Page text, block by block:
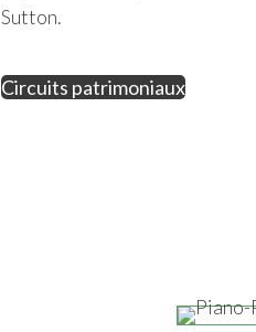
Sutton.
Circuits patrimoniaux